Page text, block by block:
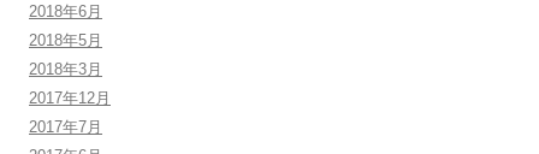
2018年6月
2018年5月
2018年3月
2017年12月
2017年7月